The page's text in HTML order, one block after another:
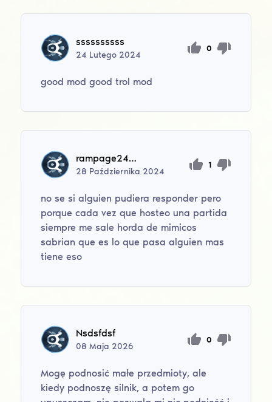
ssssssssss
24 Lutego 2024
0
good mod good trol mod
rampage24121
28 Października 2024
1
no se si alguien pudiera responder pero
porque cada vez que hosteo una partida
siempre me sale horda de mimicos
sabrian que es lo que pasa alguien mas
tiene eso
Nsdsfdsf
08Maja 2026
0
Mogę podnosić małe przedmioty, ale
kiedy podnoszę silnik, a potem go